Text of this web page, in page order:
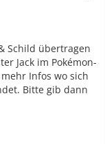
Schild übertragen
Jack im Pokémon-
Infos wo sich
Bitte gib dann